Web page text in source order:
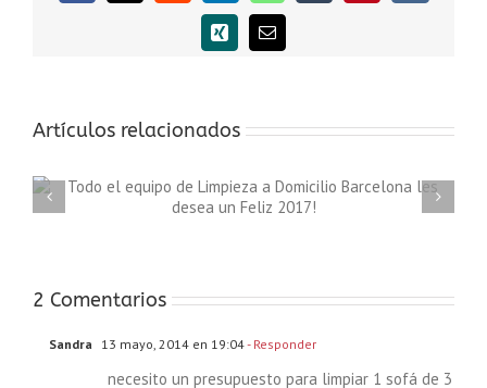
Xing
Correo
electrónico
Artículos relacionados
2 Comentarios
Sandra 13 mayo, 2014 en 19:04- Responder
necesito un presupuesto para limpiar 1 sofá de 3